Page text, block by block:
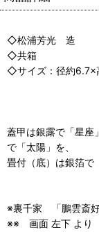
◇松浦芳光 造
◇共箱
◇サイズ：径約6.7×
蓋甲は銀露で「星座
で「太陽」を、
畳付（底）は銀箔で
※裏千家 「鵬雲斎
※※ 画面 左下 より